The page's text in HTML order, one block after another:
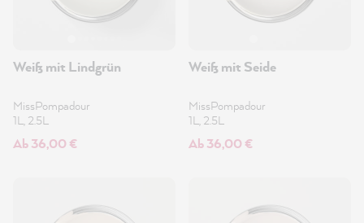
Weiß mit Lindgrün
MissPompadour
1L, 2.5L
Ab 36,00 €
Weiß mit Seide
MissPompadour
1L, 2.5L
Ab 36,00 €